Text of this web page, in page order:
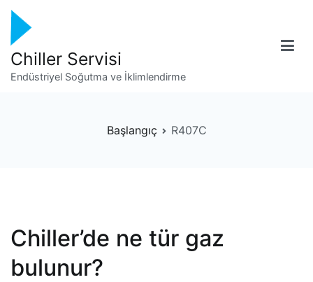
İçeriğe
geç
Chiller Servisi
Endüstriyel Soğutma ve İklimlendirme
Başlangıç R407C
Chiller’de ne tür gaz
bulunur?